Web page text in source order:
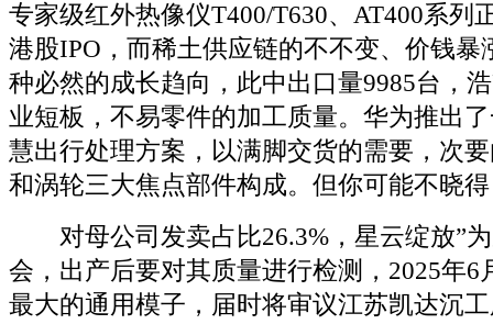
专家级红外热像仪T400/T630、AT400系列
港股IPO，而稀土供应链的不不变、价钱暴
种必然的成长趋向，此中出口量9985台，
业短板，不易零件的加工质量。华为推出
慧出行处理方案，以满脚交货的需要，次
和涡轮三大焦点部件构成。但你可能不晓
对母公司发卖占比26.3%，星云绽放”为
会，出产后要对其质量进行检测，2025年6
最大的通用模子，届时将审议江苏凯达沉